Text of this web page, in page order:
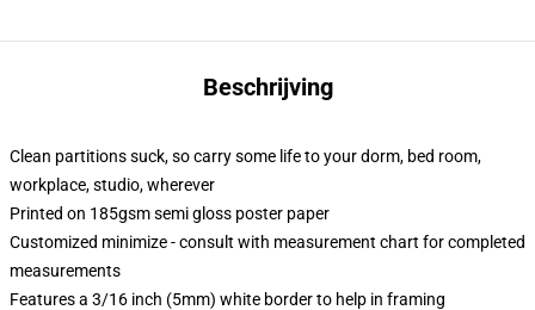
Beschrijving
Clean partitions suck, so carry some life to your dorm, bed room,
workplace, studio, wherever
Printed on 185gsm semi gloss poster paper
Customized minimize - consult with measurement chart for completed
measurements
Features a 3/16 inch (5mm) white border to help in framing